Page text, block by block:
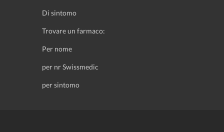
Di sintomo
Trovare un farmaco:
Per nome
per nr Swissmedic
per sintomo